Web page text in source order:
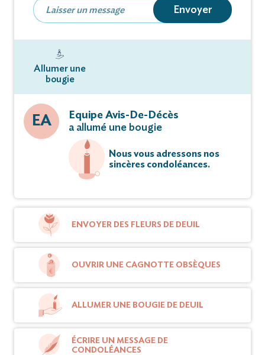
Envoyer
Allumer une
bougie
EA
Equipe Avis-De-Décès
a allumé une bougie
Nous vous adressons nos
sincères condoléances.
ENVOYER DES FLEURS DE DEUIL
OUVRIR UNE CAGNOTTE OBSÈQUES
ALLUMER UNE BOUGIE DE DEUIL
ÉCRIRE UN MESSAGE DE
CONDOLÉANCES